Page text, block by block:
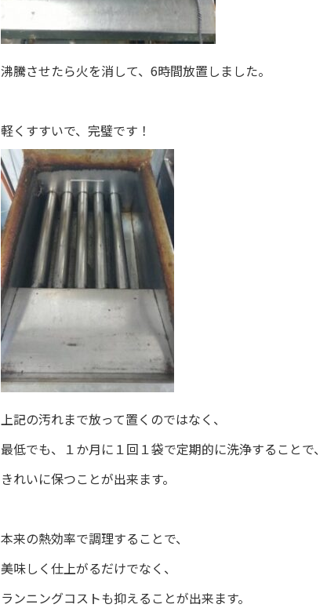
沸騰させたら火を消して、6時間放置しました。
軽くすすいで、完璧です！
上記の汚れまで放って置くのではなく、
最低でも、１か月に１回１袋で定期的に洗浄することで、
きれいに保つことが出来ます。
本来の熱効率で調理することで、
美味しく仕上がるだけでなく、
ランニングコストも抑えることが出来ます。